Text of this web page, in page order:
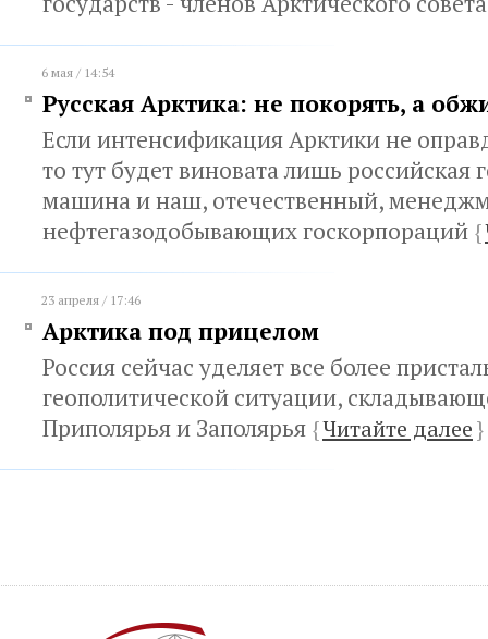
6 мая / 14:54
Русская Арктика: не покорять, а
Если интенсификация Арктики не
то тут будет виновата лишь российская
машина и наш, отечественный,
нефтегазодобывающих госкорпораций {
23 апреля / 17:46
Арктика под прицелом
Россия сейчас уделяет все более
геополитической ситуации,
Приполярья и Заполярья {Читайте далее}